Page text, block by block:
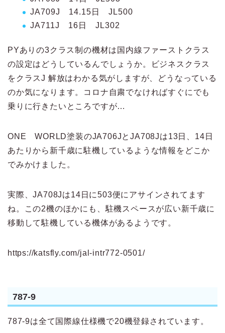
JA709J 14.15日 JL500
JA711J 16日 JL302
PYありの3クラス制の機材は国内線ファーストクラス
の設定はどうしているんでしょうか。ビジネスクラス
をクラスJ 解放はわかる気がしますが、どうなっている
のか気になります。コロナ自粛でなければすぐにでも
乗りに行きたいところですが…
ONE WORLD塗装のJA706JとJA708Jは13日、14日
あたりから新千歳に駐機しているような情報をどこか
でみかけました。
実際、JA708Jは14日に503便にアサインされてます
ね。この2機のほかにも、駐機スペースが広い新千歳に
移動して駐機している機体があるようです。
https://katsfly.com/jal-intr772-0501/
787-9
787-9は全て国際線仕様機で20機登録されています。